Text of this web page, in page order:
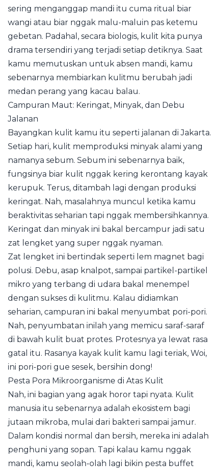
sering menganggap mandi itu cuma ritual biar
wangi atau biar nggak malu-maluin pas ketemu
gebetan. Padahal, secara biologis, kulit kita punya
drama tersendiri yang terjadi setiap detiknya. Saat
kamu memutuskan untuk absen mandi, kamu
sebenarnya membiarkan kulitmu berubah jadi
medan perang yang kacau balau.
Campuran Maut: Keringat, Minyak, dan Debu
Jalanan
Bayangkan kulit kamu itu seperti jalanan di Jakarta.
Setiap hari, kulit memproduksi minyak alami yang
namanya sebum. Sebum ini sebenarnya baik,
fungsinya biar kulit nggak kering kerontang kayak
kerupuk. Terus, ditambah lagi dengan produksi
keringat. Nah, masalahnya muncul ketika kamu
beraktivitas seharian tapi nggak membersihkannya.
Keringat dan minyak ini bakal bercampur jadi satu
zat lengket yang super nggak nyaman.
Zat lengket ini bertindak seperti lem magnet bagi
polusi. Debu, asap knalpot, sampai partikel-partikel
mikro yang terbang di udara bakal menempel
dengan sukses di kulitmu. Kalau didiamkan
seharian, campuran ini bakal menyumbat pori-pori.
Nah, penyumbatan inilah yang memicu saraf-saraf
di bawah kulit buat protes. Protesnya ya lewat rasa
gatal itu. Rasanya kayak kulit kamu lagi teriak, Woi,
ini pori-pori gue sesek, bersihin dong!
Pesta Pora Mikroorganisme di Atas Kulit
Nah, ini bagian yang agak horor tapi nyata. Kulit
manusia itu sebenarnya adalah ekosistem bagi
jutaan mikroba, mulai dari bakteri sampai jamur.
Dalam kondisi normal dan bersih, mereka ini adalah
penghuni yang sopan. Tapi kalau kamu nggak
mandi, kamu seolah-olah lagi bikin pesta buffet